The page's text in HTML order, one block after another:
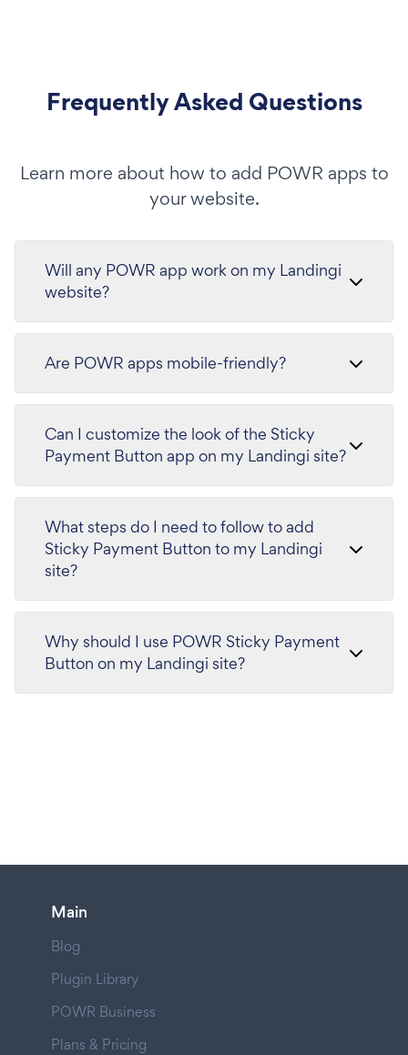
Frequently Asked Questions
Learn more about how to add POWR apps to
your website.
Will any POWR app work on my Landingi
website?
Are POWR apps mobile-friendly?
Can I customize the look of the Sticky
Payment Button app on my Landingi site?
What steps do I need to follow to add
Sticky Payment Button to my Landingi
site?
Why should I use POWR Sticky Payment
Button on my Landingi site?
Main
Blog
Plugin Library
POWR Business
Plans & Pricing